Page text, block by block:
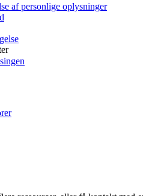
af personlige oplysninger